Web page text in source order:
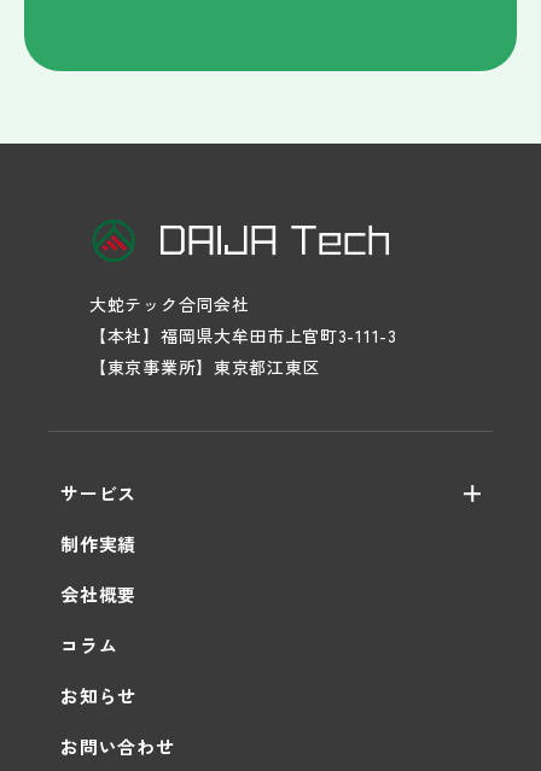
大蛇テック合同会社
【本社】福岡県大牟田市上官町3-111-3
【東京事業所】東京都江東区
サービス
WEB制作
保守・運用
制作実績
会社概要
コラム
お知らせ
お問い合わせ